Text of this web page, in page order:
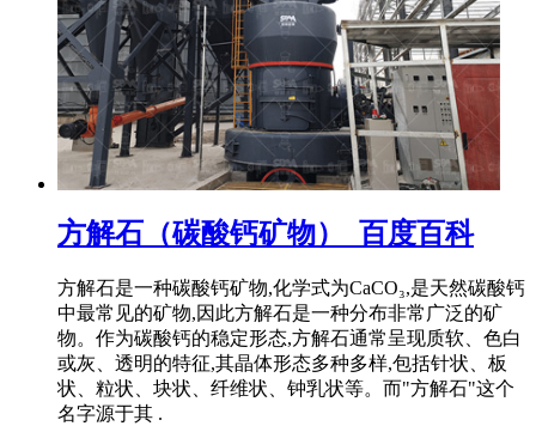
方解石（碳酸钙矿物）_百度百科
方解石是一种碳酸钙矿物,化学式为CaCO₃,是天然碳酸钙
中最常见的矿物,因此方解石是一种分布非常广泛的矿
物。作为碳酸钙的稳定形态,方解石通常呈现质软、色白
或灰、透明的特征,其晶体形态多种多样,包括针状、板
状、粒状、块状、纤维状、钟乳状等。而"方解石"这个
名字源于其 .